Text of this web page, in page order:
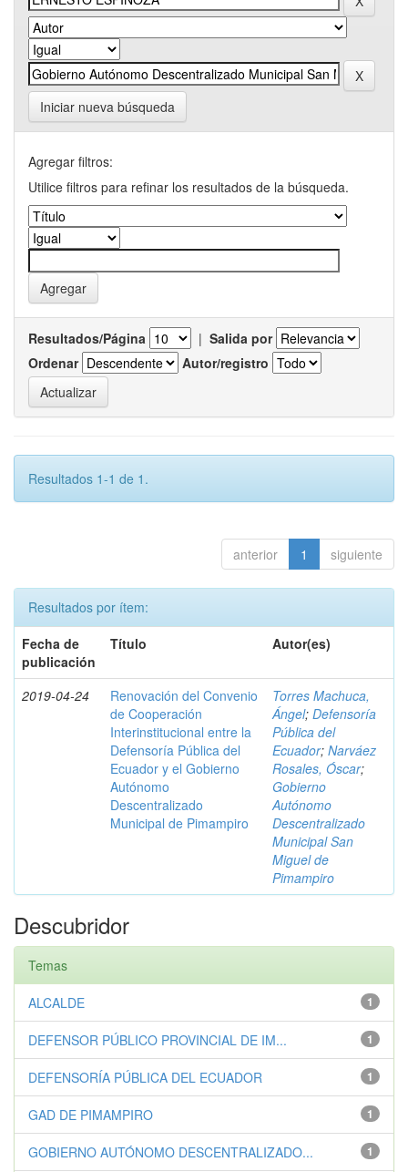
Iniciar nueva búsqueda
Agregar filtros:
Utilice filtros para refinar los resultados de la búsqueda.
Resultados/Página | Salida por
Ordenar
Autor/registro
Resultados 1-1 de 1.
anterior 1 siguiente
Resultados por ítem:
Fecha de
publicación
Título Autor(es)
2019-04-24
Renovación del Convenio
de Cooperación
Interinstitucional entre la
Defensoría Pública del
Ecuador y el Gobierno
Autónomo
Descentralizado
Municipal de Pimampiro
Torres Machuca,
Ángel; Defensoría
Pública del
Ecuador; Narváez
Rosales, Óscar;
Gobierno
Autónomo
Descentralizado
Municipal San
Miguel de
Pimampiro
Descubridor
Temas
1
ALCALDE
1
DEFENSOR PÚBLICO PROVINCIAL DE IM...
1
DEFENSORÍA PÚBLICA DEL ECUADOR
1
GAD DE PIMAMPIRO
1
GOBIERNO AUTÓNOMO DESCENTRALIZADO...